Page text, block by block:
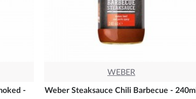
-
WEBER
Weber Steaksauce Chili Barbecue - 240ml